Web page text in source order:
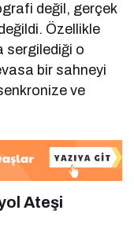
değil, gerçek
Özellikle
sergilediği o
bir sahneyi
ve
Ateşi